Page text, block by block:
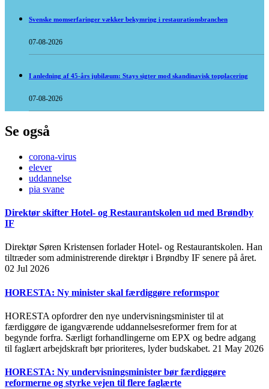
Svenske momserfaringer vækker bekymring i restaurationsbranchen
07-08-2026
I anledning af 45-års jubilæum: Stays sigter mod skandinavisk topplacering
07-08-2026
Se også
corona-virus
elever
uddannelse
pia svane
Direktør skifter Hotel- og Restaurantskolen ud med Brøndby
IF
Direktør Søren Kristensen forlader Hotel- og Restaurantskolen. Han
tiltræder som administrerende direktør i Brøndby IF senere på året.
02 Jul 2026
HORESTA: Ny minister skal færdiggøre reformspor
HORESTA opfordrer den nye undervisningsminister til at
færdiggøre de igangværende uddannelsesreformer frem for at
begynde forfra. Særligt forhandlingerne om EPX og bedre adgang
til faglært arbejdskraft bør prioriteres, lyder budskabet. 21 May 2026
HORESTA: Ny undervisningsminister bør færdiggøre
reformerne og styrke vejen til flere faglærte